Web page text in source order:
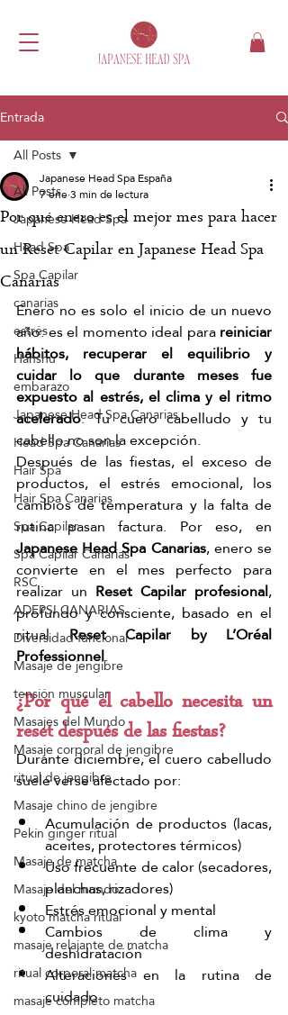
Entrada
All Posts
Japanese Head Spa
Head Spa
Spa Capilar
canarias
estrés
Hanshu
embarazo
Japanese Head Spa Canarias
Head Spa Canarias
Hair Spa
Hair Spa Canarias
Spa Capilar
Spa Capilar Canarias
RSC
ADEPSI CANARIAS
Diversidad funcional
Masaje de jengibre
tensión muscular
Masajes del Mundo
Masaje corporal de jengibre
ritual de jengibre
Masaje chino de jengibre
Pekín ginger ritual
Masaje de matcha
Masaje del mundo
kyoto matcha ritual
masaje relajante de matcha
ritual corporal matcha
masaje completo matcha
All Posts
Por qué enero es el mejor mes para hacer
un Reset Capilar en Japanese Head Spa
Canarias
Japanese Head Spa España
7 ene3 min de lectura
Enero no es solo el inicio de un nuevo
año: es el momento ideal para reiniciar
hábitos, recuperar el equilibrio y
cuidar lo que durante meses fue
expuesto al estrés, el clima y el ritmo
acelerado. Tu cuero cabelludo y tu
cabello no son la excepción.
Después de las fiestas, el exceso de
productos, el estrés emocional, los
cambios de temperatura y la falta de
Japanese Head Spa Canarias, enero se
convierte en el mes perfecto para
realizar un Reset Capilar profesional,
profundo y consciente, basado en el
ritual Reset Capilar by L’Oréal
Professionnel.
¿Por qué el cabello necesita un
reset después de las fiestas?
Durante diciembre, el cuero cabelludo
suele verse afectado por:
Acumulación de productos (lacas,
aceites, protectores térmicos)
Uso frecuente de calor (secadores,
planchas, rizadores)
Estrés emocional y mental
Cambios de clima y
deshidratación
Alteraciones en la rutina de
cuidado